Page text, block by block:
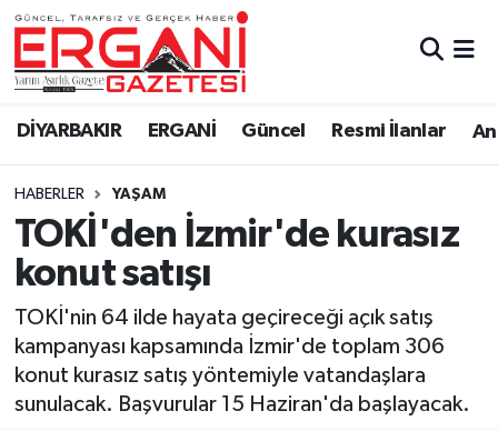
DİYARBAKIR ERGANİ Güncel Resmi İlanlar
HABERLER YAŞAM
TOKİ'den İzmir'de kurasız
konut satışı
TOKİ'nin 64 ilde hayata geçireceği açık satış
kampanyası kapsamında İzmir'de toplam 306
konut kurasız satış yöntemiyle vatandaşlara
sunulacak. Başvurular 15 Haziran'da başlayacak.
DİYARBAKIR
BİSMİL
BAĞLAR
ERGANİ
Güncel
Resmi İlanlar
Sağlık
Ergani Nöbetçi Eczaneler
Ergani Hava Durumu
Ergani Trafik Yoğunluk Haritası
Tüm Manşetler
Son Dakika Haberleri